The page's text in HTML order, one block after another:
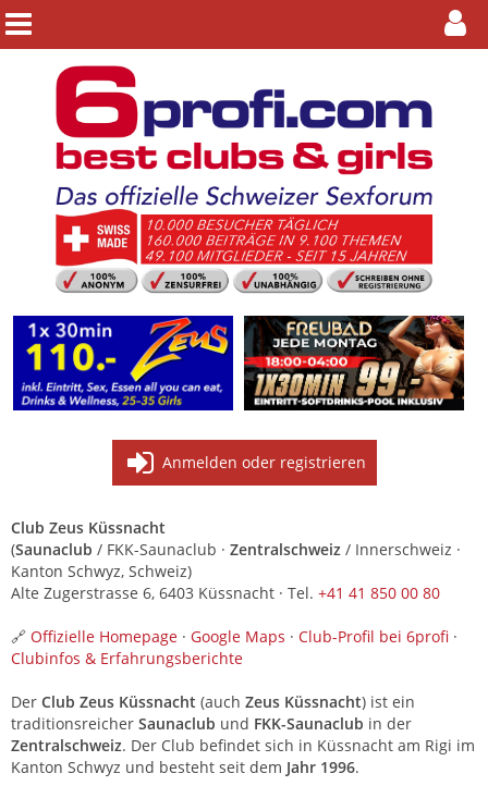
Anmelden oder registrieren
Club Zeus Küssnacht
(Saunaclub / FKK-Saunaclub · Zentralschweiz / Innerschweiz ·
Kanton Schwyz, Schweiz)
Alte Zugerstrasse 6, 6403 Küssnacht · Tel. +41 41 850 00 80
🔗 Offizielle Homepage · Google Maps · Club-Profil bei 6profi ·
Clubinfos & Erfahrungsberichte
Der Club Zeus Küssnacht (auch Zeus Küssnacht) ist ein
traditionsreicher Saunaclub und FKK-Saunaclub in der
Zentralschweiz. Der Club befindet sich in Küssnacht am Rigi im
Kanton Schwyz und besteht seit dem Jahr 1996.